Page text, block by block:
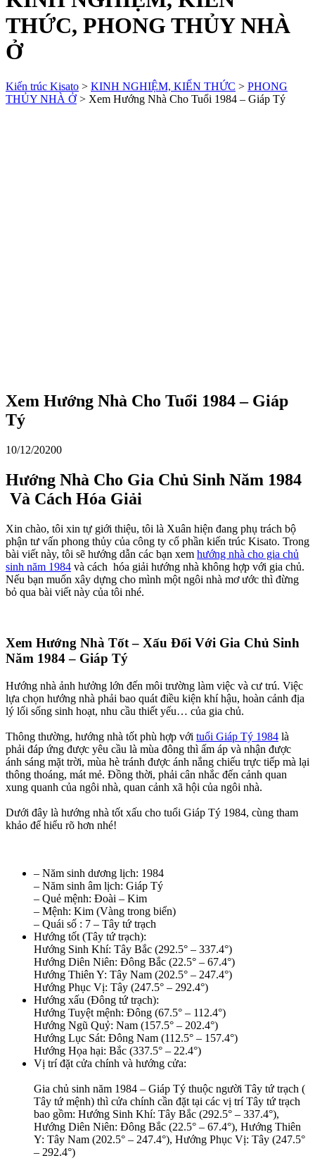
THỨC, PHONG THỦY NHÀ
Ở
Kiến trúc Kisato > KINH NGHIỆM, KIẾN THỨC > PHONG
THỦY NHÀ Ở > Xem Hướng Nhà Cho Tuổi 1984 – Giáp Tý
Xem Hướng Nhà Cho Tuổi 1984 – Giáp
Tý
10/12/20200
Hướng Nhà Cho Gia Chủ Sinh Năm 1984
Và Cách Hóa Giải
Xin chào, tôi xin tự giới thiệu, tôi là Xuân hiện đang phụ trách bộ
phận tư vấn phong thủy của công ty cổ phần kiến trúc Kisato. Trong
bài viết này, tôi sẽ hướng dẫn các bạn xem hướng nhà cho gia chủ
sinh năm 1984 và cách hóa giải hướng nhà không hợp với gia chủ.
Nếu bạn muốn xây dựng cho mình một ngôi nhà mơ ước thì đừng
bỏ qua bài viết này của tôi nhé.
Xem Hướng Nhà Tốt – Xấu Đối Với Gia Chủ Sinh
Năm 1984 – Giáp Tý
Hướng nhà ảnh hưởng lớn đến môi trường làm việc và cư trú. Việc
lựa chọn hướng nhà phải bao quát điều kiện khí hậu, hoàn cảnh địa
lý lối sống sinh hoạt, nhu cầu thiết yếu… của gia chủ.
Thông thường, hướng nhà tốt phù hợp với tuổi Giáp Tý 1984 là
phải đáp ứng được yêu cầu là mùa đông thì ấm áp và nhận được
ánh sáng mặt trời, mùa hè tránh được ánh nắng chiếu trực tiếp mà lại
thông thoáng, mát mẻ. Đồng thời, phải cân nhắc đến cảnh quan
xung quanh của ngôi nhà, quan cảnh xã hội của ngôi nhà.
Dưới đây là hướng nhà tốt xấu cho tuổi Giáp Tý 1984, cùng tham
khảo để hiểu rõ hơn nhé!
– Năm sinh dương lịch: 1984
– Năm sinh âm lịch: Giáp Tý
– Quẻ mệnh: Đoài – Kim
– Mệnh: Kim (Vàng trong biển)
– Quái số : 7 – Tây tứ trạch
Hướng tốt (Tây tứ trạch):
Hướng Sinh Khí: Tây Bắc (292.5° – 337.4°)
Hướng Diên Niên: Đông Bắc (22.5° – 67.4°)
Hướng Thiên Y: Tây Nam (202.5° – 247.4°)
Hướng Phục Vị: Tây (247.5° – 292.4°)
Hướng xấu (Đông tứ trạch):
Hướng Tuyệt mệnh: Đông (67.5° – 112.4°)
Hướng Ngũ Quỷ: Nam (157.5° – 202.4°)
Hướng Lục Sát: Đông Nam (112.5° – 157.4°)
Hướng Họa hại: Bắc (337.5° – 22.4°)
Vị trí đặt cửa chính và hướng cửa:
Gia chủ sinh năm 1984 – Giáp Tý thuộc người Tây tứ trạch (
Tây tứ mệnh) thì cửa chính cần đặt tại các vị trí Tây tứ trạch
bao gồm: Hướng Sinh Khí: Tây Bắc (292.5° – 337.4°),
Hướng Diên Niên: Đông Bắc (22.5° – 67.4°), Hướng Thiên
Y: Tây Nam (202.5° – 247.4°), Hướng Phục Vị: Tây (247.5°
– 292.4°)